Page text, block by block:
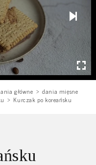
główne
dania mięsne
Kurczak po koreańsku